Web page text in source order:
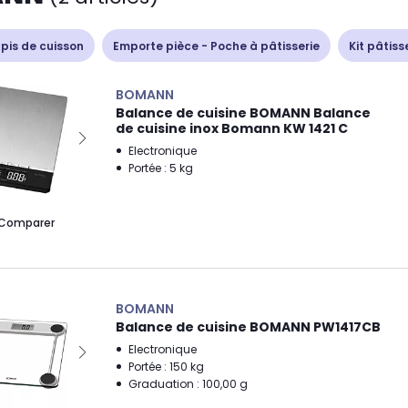
de cuisson Emporte pièce - Poche à pâtisserie Kit
BOMANN
Balance de cuisine BOMANN Balance
de cuisine inox Bomann KW 1421 C
Electronique
Portée : 5 kg
BOMANN
Balance de cuisine BOMANN PW1417CB
Electronique
Portée : 150 kg
Graduation : 100,00 g